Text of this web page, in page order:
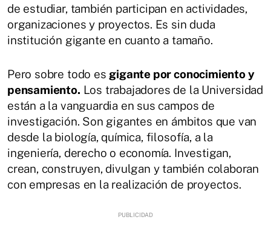
de estudiar, también participan en actividades,
organizaciones y proyectos. Es sin duda
institución gigante en cuanto a tamaño.
Pero sobre todo es gigante por conocimiento y
pensamiento. Los trabajadores de la Universidad
están a la vanguardia en sus campos de
investigación. Son gigantes en ámbitos que van
desde la biología, química, filosofía, a la
ingeniería, derecho o economía. Investigan,
crean, construyen, divulgan y también colaboran
con empresas en la realización de proyectos.